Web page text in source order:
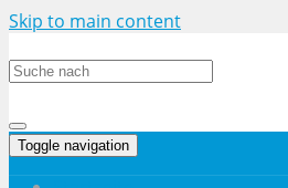
Skip to main content
Toggle navigation